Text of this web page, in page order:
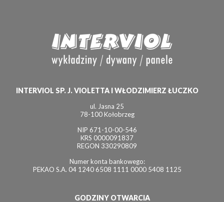
INTERVIOL SP. J. VIOLETTA I WŁODZIMIERZ ŁUCZKO
ul. Jasna 25
78-100 Kołobrzeg
NIP 671-10-00-546
KRS 0000091837
REGON 330290809
Numer konta bankowego:
PEKAO S.A. 04 1240 6508 1111 0000 5408 1125
GODZINY OTWARCIA